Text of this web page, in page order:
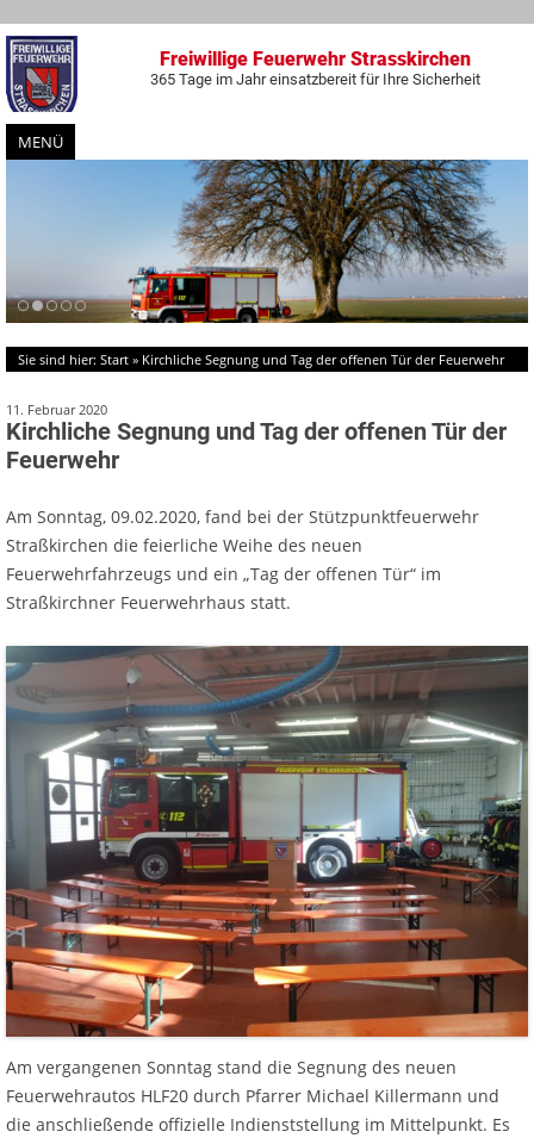
Freiwillige Feuerwehr Strasskirchen
365 Tage im Jahr einsatzbereit für Ihre Sicherheit
MENÜ
Zum
Inhalt
springen
Sie sind hier: Start » Kirchliche Segnung und Tag der offenen Tür der Feuerwehr
11. Februar 2020
Kirchliche Segnung und Tag der offenen Tür der
Feuerwehr
Am Sonntag, 09.02.2020, fand bei der Stützpunktfeuerwehr
Straßkirchen die feierliche Weihe des neuen
Feuerwehrfahrzeugs und ein „Tag der offenen Tür“ im
Straßkirchner Feuerwehrhaus statt.
Am vergangenen Sonntag stand die Segnung des neuen
Feuerwehrautos HLF20 durch Pfarrer Michael Killermann und
die anschließende offizielle Indienststellung im Mittelpunkt. Es